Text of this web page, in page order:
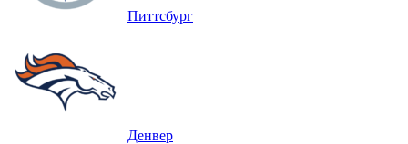
Питтсбург
Денвер